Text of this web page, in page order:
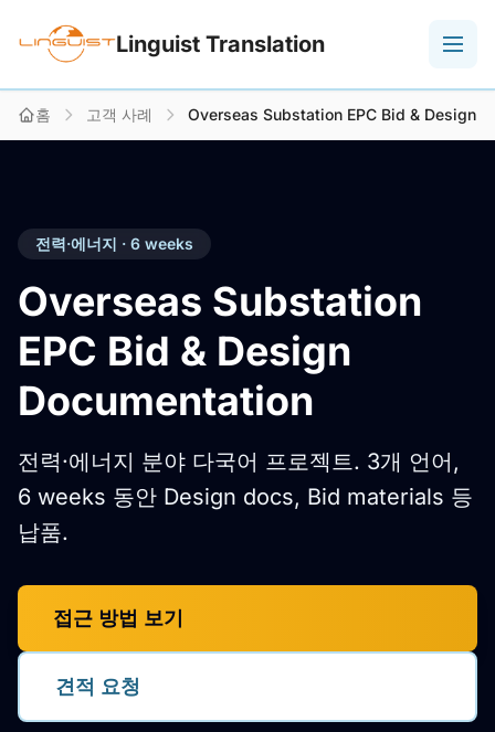
Linguist Translation
홈 고객 사례 Overseas Substation EPC Bid & Design
전력·에너지 · 6 weeks
Overseas Substation
EPC Bid & Design
Documentation
전력·에너지 분야 다국어 프로젝트. 3개 언어,
6 weeks 동안 Design docs, Bid materials 등
납품.
접근 방법 보기
견적 요청